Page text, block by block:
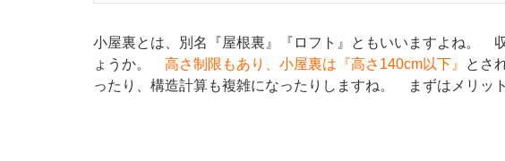
小屋裏とは、別名『屋根裏』『ロフト』ともいいますよね。
ょうか。 高さ制限もあり、小屋裏は『高さ140cm以下』
とさ
ったり、構造計算も複雑になったりしますね。 まずはメリッ